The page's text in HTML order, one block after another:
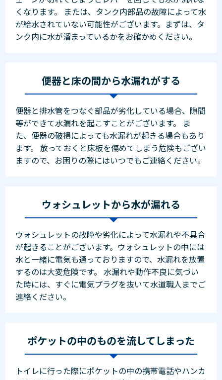
くなります。 または、タンク内部品の故障によって水
が給水されていない可能性がございます。まずは、タ
ンク内に水が溜まっているかをお確かめください。
便器と床の間から水漏れがする
便器と排水管をつなぐ部品が劣化している場合、隙間
等ができて水漏れを起こすことがございます。 ま
た、便器の破損によっても水漏れが起きる場合もあり
ます。 放っておくと床板を傷めてしまう危険もござい
ますので、お困りの際にはいつでもご連絡ください。
ウォシュレットから水が漏れる
ウォシュレットの故障や劣化によって水漏れや不具合
が起きることがございます。ウォシュレットの中には
水と一緒に電気も通っておりますので、水漏れを放置
するのは大変危険です。 水漏れや動作不良に気づい
た時には、すぐに電気プラグを抜いて水道職人までご
連絡ください。
ポケットの中のものを流してしまった
トイレに行った際にポケットの中の携帯電話やハンカ